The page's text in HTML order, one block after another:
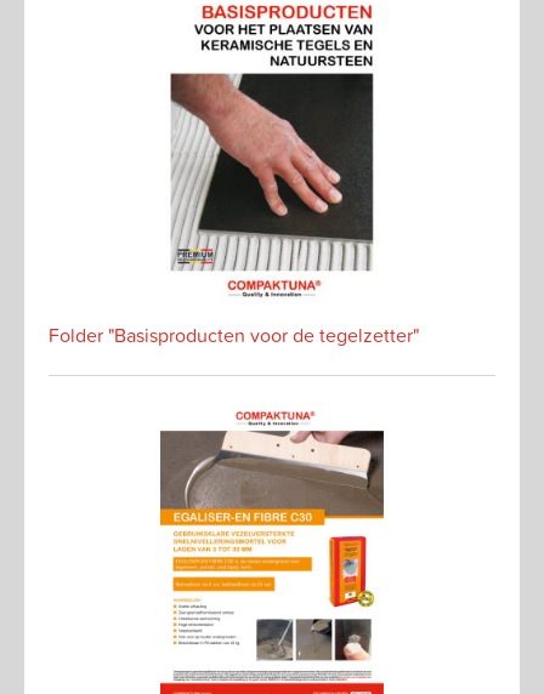
Folder "Basisproducten voor de tegelzetter"